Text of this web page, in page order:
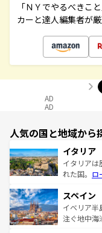
「ＮＹでやるべきこ
カーと達人編集者が
AD
AD
人気の国と地域から
イタリア
イタリアは
れた国。 ロ
ろん、トス
景など、自
ピザやパス
スペイン
イベリア半
注ぐ地中海